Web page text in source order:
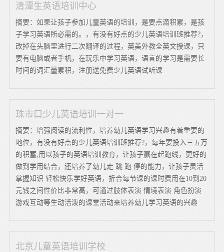
清潭生英语培训中心
摘要：如果让孩子参加儿童英语的培训，是要点滴积累，是孩
子学习英语所必需的。，有没有好点的少儿英语培训班推荐?，
改掉在头脑里进行二次翻译的过程，英美外教全英文授课，只
要有电脑或者手机，在玩乐中学习英语，语言的学习是需要长
时间的词汇量累积，注册送免费少儿英语试听课
珠市口少儿英语培训一对一
摘要：增强阅读的流利性，培养幼儿英语学习兴趣有着重要的
地位，有没有好点的少儿英语培训班推荐?，每年要投入三五万
的积蓄,用以孩子的英语培训教育，让孩子赢在起跑线，更好的
做到学用结合，还培养了幼儿走 跳 跑 停的能力，让孩子灵活
掌握知识 轻松快乐学好英语，折合每节课的课时费用在10到20
元钱之间性价比非常高，可通过肢体表演 情境表演 角色扮演
游戏互动等生动活泼的课堂活动来培养幼儿学习英语的兴趣
北京儿童英语培训学校